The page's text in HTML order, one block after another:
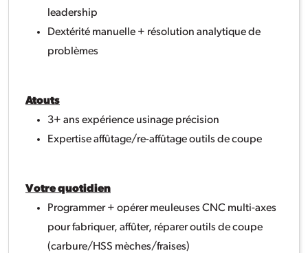
leadership
Dextérité manuelle + résolution analytique de
problèmes
Atouts
3+ ans expérience usinage précision
Expertise affûtage/re-affûtage outils de coupe
Votre quotidien
Programmer + opérer meuleuses CNC multi-axes
pour fabriquer, affûter, réparer outils de coupe
(carbure/HSS mèches/fraises)